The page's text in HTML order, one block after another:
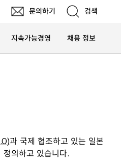
문의하기 검색
지속가능경영 채용 정보
과 국제 협조하고 있는 일본
의하고 있습니다.